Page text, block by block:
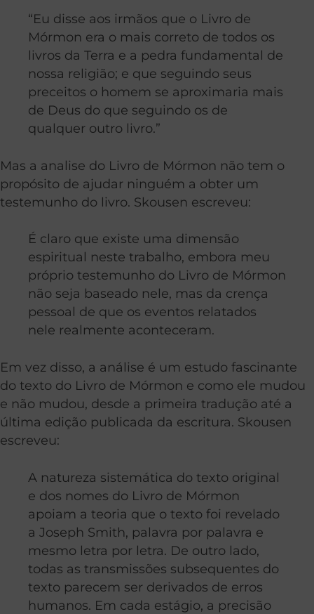
“Eu disse aos irmãos que o Livro de
Mórmon era o mais correto de todos os
livros da Terra e a pedra fundamental de
nossa religião; e que seguindo seus
preceitos o homem se aproximaria mais
de Deus do que seguindo os de
qualquer outro livro.”
Mas a analise do Livro de Mórmon não tem o
propósito de ajudar ninguém a obter um
testemunho do livro. Skousen escreveu:
É claro que existe uma dimensão
espiritual neste trabalho, embora meu
próprio testemunho do Livro de Mórmon
não seja baseado nele, mas da crença
pessoal de que os eventos relatados
nele realmente aconteceram.
Em vez disso, a análise é um estudo fascinante
do texto do Livro de Mórmon e como ele mudou
e não mudou, desde a primeira tradução até a
última edição publicada da escritura. Skousen
escreveu:
A natureza sistemática do texto original
e dos nomes do Livro de Mórmon
apoiam a teoria que o texto foi revelado
a Joseph Smith, palavra por palavra e
mesmo letra por letra. De outro lado,
todas as transmissões subsequentes do
texto parecem ser derivados de erros
humanos. Em cada estágio, a precisão